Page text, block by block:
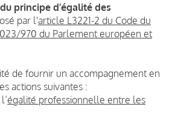
principe d’égalité des
par l'article L3221-2 du Code du
970 du Parlement européen et
de fournir un accompagnement en
actions suivantes :
égalité professionnelle entre les